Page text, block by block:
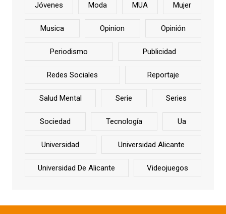
Jóvenes Moda MUA Mujer
Musica Opinion Opinión
Periodismo Publicidad
Redes Sociales Reportaje
Salud Mental Serie Series
Sociedad Tecnología Ua
Universidad Universidad Alicante
Universidad De Alicante Videojuegos